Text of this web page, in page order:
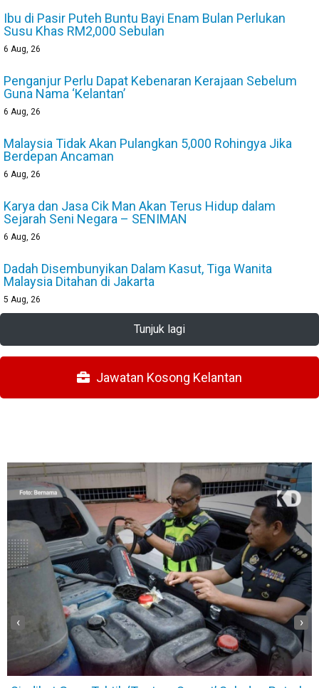
Ibu di Pasir Puteh Buntu Bayi Enam Bulan Perlukan
Susu Khas RM2,000 Sebulan
6 Aug, 26
Penganjur Perlu Dapat Kebenaran Kerajaan Sebelum
Guna Nama ‘Kelantan’
6 Aug, 26
Malaysia Tidak Akan Pulangkan 5,000 Rohingya Jika
Berdepan Ancaman
6 Aug, 26
Karya dan Jasa Cik Man Akan Terus Hidup dalam
Sejarah Seni Negara – SENIMAN
6 Aug, 26
Dadah Disembunyikan Dalam Kasut, Tiga Wanita
Malaysia Ditahan di Jakarta
5 Aug, 26
Tunjuk lagi
Jawatan Kosong Kelantan
‹ ›